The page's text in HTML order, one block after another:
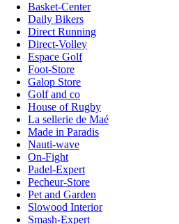
Basket-Center
Daily Bikers
Direct Running
Direct-Volley
Espace Golf
Foot-Store
Galop Store
Golf and co
House of Rugby
La sellerie de Maé
Made in Paradis
Nauti-wave
On-Fight
Padel-Expert
Pecheur-Store
Pet and Garden
Slowood Interior
Smash-Expert